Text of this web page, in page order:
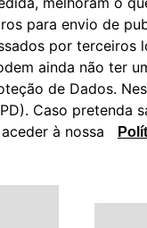
navegação
torna-se
chuva,
de visão
os